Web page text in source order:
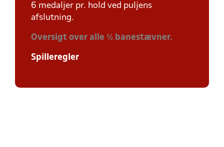
6 medaljer pr. hold ved puljens
afslutning.
Oversigt over alle ½ banestævner.
Spilleregler